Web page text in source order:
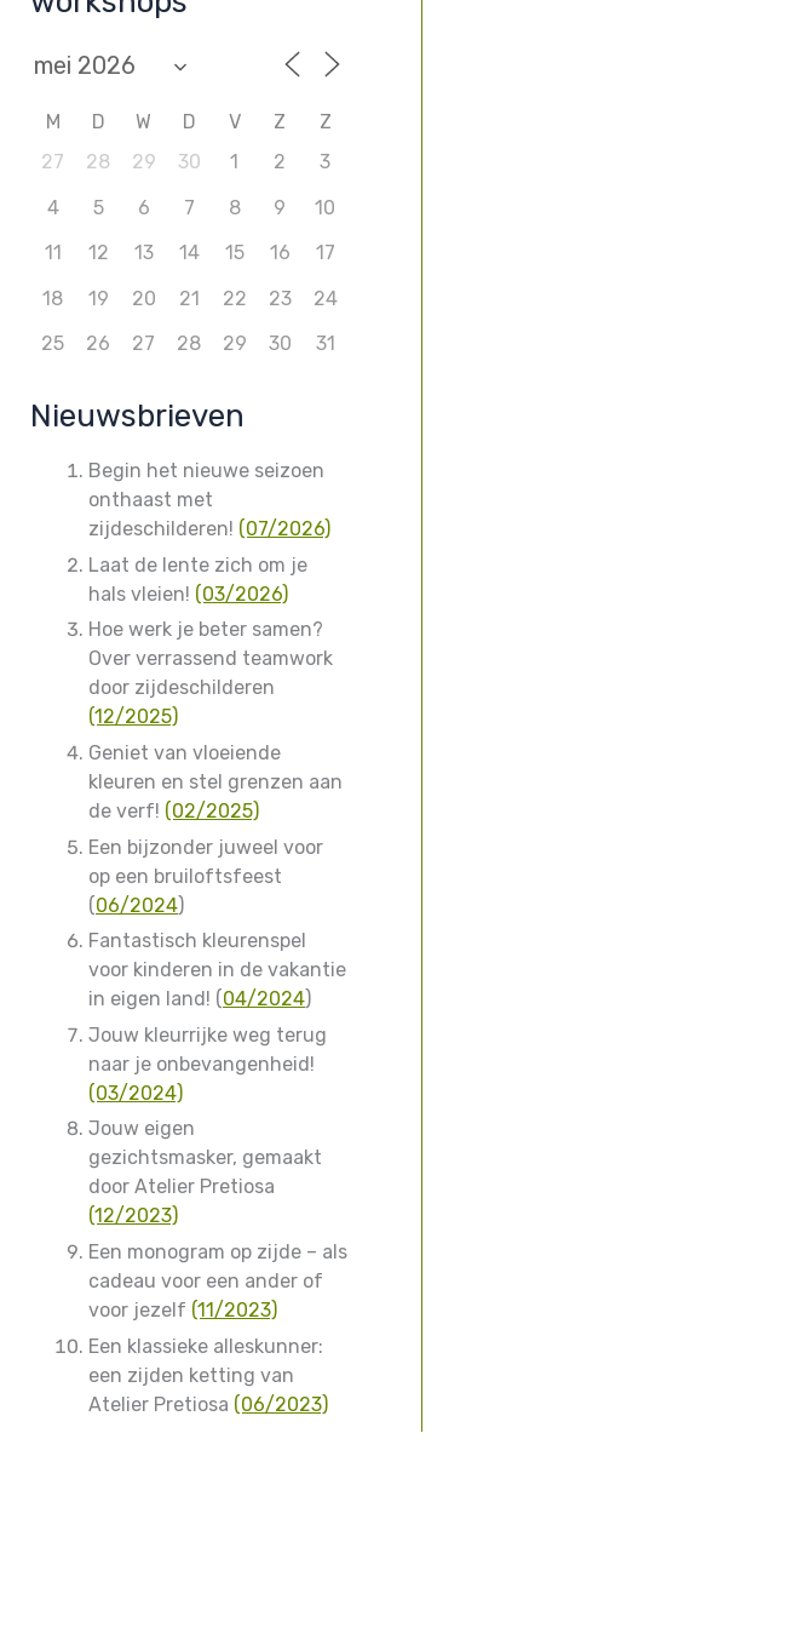
M D W D V Z
Z
27
28 29 30 1 2
3
4
5 6 7 8 9
10
11
12 13 14 15 16
17
18
19 20 21 22 23
24
25
26 27 28 29 30 31
Nieuwsbrieven
Begin het nieuwe seizoen
onthaast met
zijdeschilderen! (07/2026)
Laat de lente zich om je
hals vleien! (03/2026)
Hoe werk je beter samen?
Over verrassend teamwork
door zijdeschilderen
(12/2025)
Geniet van vloeiende
kleuren en stel grenzen aan
de verf! (02/2025)
Een bijzonder juweel voor
op een bruiloftsfeest
(06/2024)
Fantastisch kleurenspel
voor kinderen in de vakantie
in eigen land! ( 04/2024)
Jouw kleurrijke weg terug
naar je onbevangenheid!
(03/2024)
Jouw eigen
gezichtsmasker, gemaakt
door Atelier Pretiosa
(12/2023)
Een monogram op zijde – als
cadeau voor een ander of
voor jezelf (11/2023)
Een klassieke alleskunner:
een zijden ketting van
Atelier Pretiosa (06/2023)